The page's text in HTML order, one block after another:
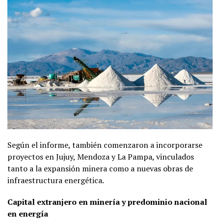
Según el informe, también comenzaron a incorporarse
proyectos en Jujuy, Mendoza y La Pampa, vinculados
tanto a la expansión minera como a nuevas obras de
infraestructura energética.
Capital extranjero en minería y predominio nacional
en energía